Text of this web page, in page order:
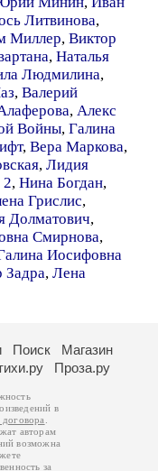
Литвинова,
Миллер, Виктор
, Наталья
Людмилина,
, Валерий
, Алекс
Войны, Галина
, Вера Маркова,
, Лидия
2, Нина Богдан,
Грислис,
Долматович,
Смирнова,
Иосифовна
Задра, Лена
Поиск
Магазин
Проза.ру
в
договора
авторам
возможна
за